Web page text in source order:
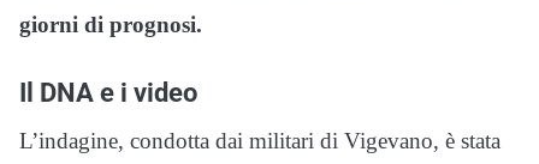
giorni di prognosi.
Il DNA e i video
L’indagine, condotta dai militari di Vigevano, è stata